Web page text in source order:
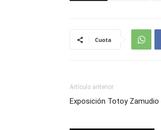
Cuota
Artículo anterior
Exposición Totoy Zamudio